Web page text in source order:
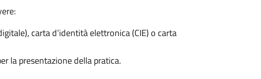
carta d’identità elettronica (CIE) o carta
la presentazione della pratica.